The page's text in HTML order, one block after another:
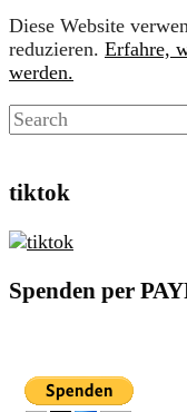
Diese Website
reduzieren. Erfahre,
werden.
tiktok
Spenden per